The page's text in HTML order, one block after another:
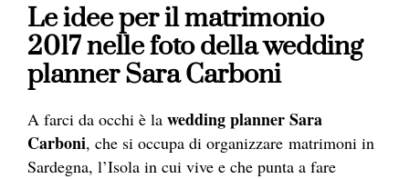
Le idee per il matrimonio
2017 nelle foto della wedding
planner Sara Carboni
A farci da occhi è la wedding planner Sara
Carboni, che si occupa di organizzare matrimoni in
Sardegna, l’Isola in cui vive e che punta a fare